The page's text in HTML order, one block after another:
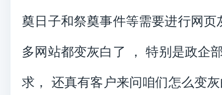
奠日子和祭奠事件等需要进行网页
多网站都变灰白了 ， 特别是政企
求， 还真有客户来问咱们怎么变